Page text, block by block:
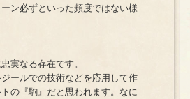
ン必ずといった頻度ではない様
実なる存在です。
ールでの技術などを応用して作
の『駒』だと思われます。なに